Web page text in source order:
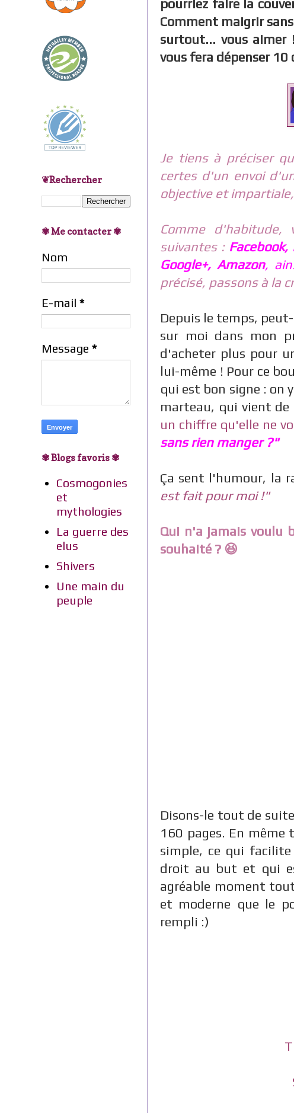
pourriez faire la
Comment maigrir
surtout... vous aimer
vous fera dépenser 10
Je tiens à préciser
certes d'un envoi
objective et
Comme
suivantes :
Google+, Amazon,
précisé, passons à la
Depuis le temps,
sur moi dans mon
d'acheter plus pour
lui-même ! Pour ce
qui est bon signe : on
marteau, qui vient de
un chiffre qu'elle ne
sans rien manger ?"
Ça sent l'humour, la
est fait pour moi !"
Qui n'a jamais voulu
souhaité ? 😆
Disons-le tout de
160 pages. En
simple, ce qui
droit au but et qui
agréable moment
et moderne que le
rempli :)
❦Rechercher
✾ Me contacter ✾
Nom
E-mail *
Message *
✾ Blogs favoris ✾
Cosmogonies
et
mythologies
La guerre des
elus
Shivers
Une main du
peuple